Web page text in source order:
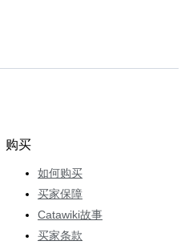
购买
如何购买
买家保障
Catawiki故事
买家条款